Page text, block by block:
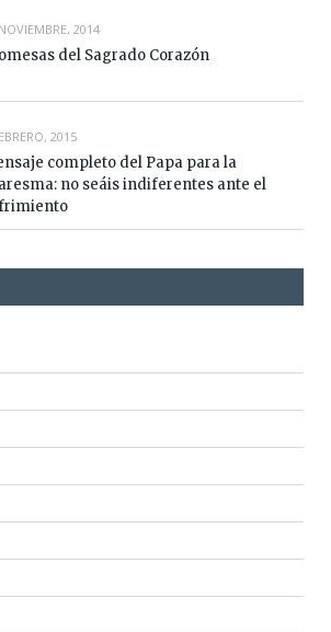
2014
del Sagrado Corazón
2015
completo del Papa para la
no seáis indiferentes ante el